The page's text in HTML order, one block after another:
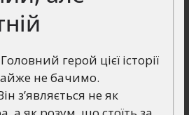
герой цієї історії
не бачимо.
з’являється не як